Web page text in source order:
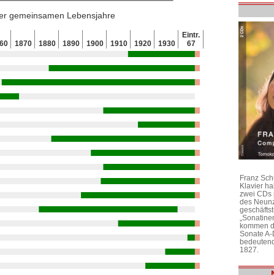
gemeinsamen Lebensjahre
1870 1880 1890 1900 1910 1920 1930
Eintr.
67
Franz
Klavier
zwei CDs
des
kommen
Sonate
1827.